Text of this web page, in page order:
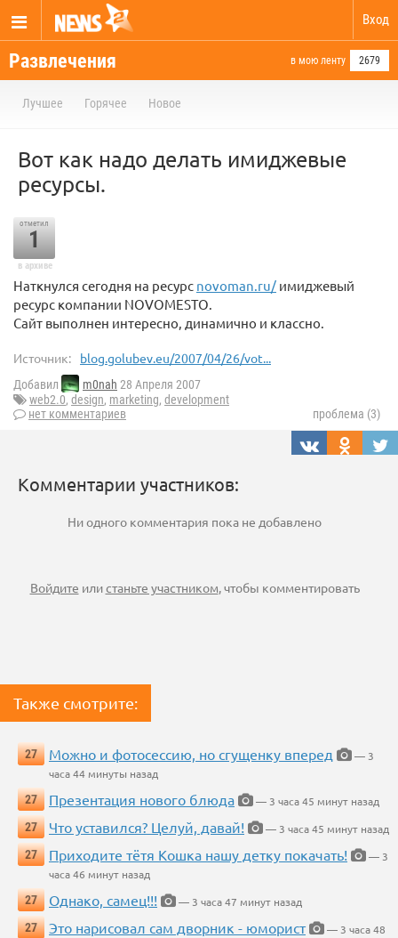
Вход
Развлечения в мою ленту 2679
Лучшее Горячее Новое
Вот как надо делать имиджевые
ресурсы.
отметил
1
в архиве
Наткнулся сегодня на ресурс novoman.ru/ имиджевый
ресурс компании NOVOMESTO.
Сайт выполнен интересно, динамично и классно.
Источник: blog.golubev.eu/2007/04/26/vot...
Добавил m0nah 28 Апреля 2007
web2.0, design, marketing, development
нет комментариев
проблема (3)
Комментарии участников:
Ни одного комментария пока не добавлено
Войдите илистаньте участником, чтобы комментировать
Также смотрите:
27 Можно и фотосессию, но сгущенку вперед
— 3
часа 44 минуты назад
27
Презентация нового блюда
— 3 часа 45 минут назад
27
Что уставился? Целуй, давай!
— 3 часа 45 минут назад
27
Приходите тётя Кошка нашу детку покачать!
— 3
часа 46 минут назад
27
Однако, самец!!!
— 3 часа 47 минут назад
27
Это нарисовал сам дворник - юморист
— 3 часа 48